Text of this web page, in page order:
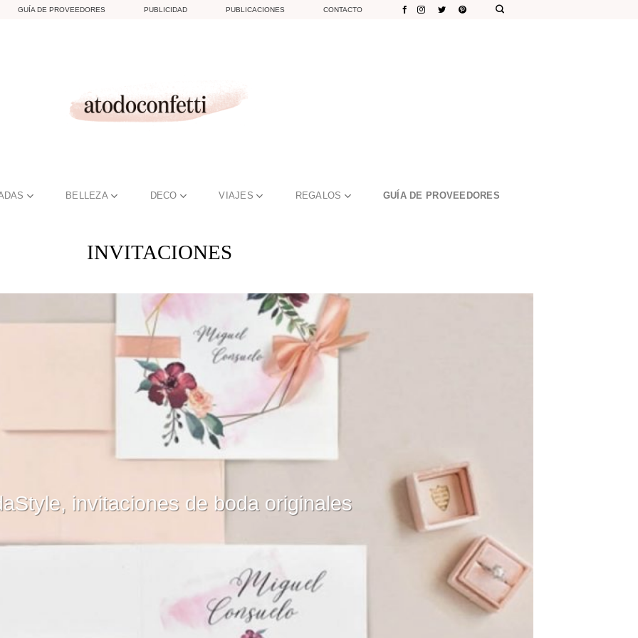
GUÍA DE PROVEEDORES PUBLICIDAD PUBLICACIONES CONTACTO
BELLEZA DECO VIAJES REGALOS GUÍA DE PROVEEDORES
INVITACIONES
Marmarina, invitaciones de boda ideales